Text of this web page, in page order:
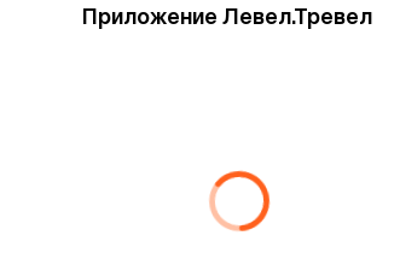
Приложение Левел.Тревел